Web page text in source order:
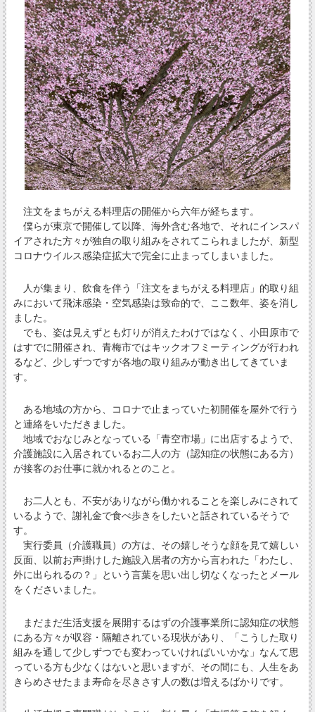
注文をまちがえる料理店の開催から六年が経ちます。
僕らが東京で開催して以降、海外含む各地で、それにインスパ
イアされた方々が独自の取り組みをされてこられましたが、新型
コロナウイルス感染症拡大で完全に止まってしまいました。
人が集まり、飲食を伴う「注文をまちがえる料理店」的取り組
みにおいて飛沫感染・空気感染は致命的で、ここ数年、姿を消し
ました。
でも、姿は見えずとも灯りが消えたわけではなく、小田原市で
はすでに開催され、青梅市ではキックオフミーティングが行われ
るなど、少しずつですが各地の取り組みが動き出してきていま
す。
ある地域の方から、コロナで止まっていた初開催を屋外で行う
と連絡をいただきました。
地域でおなじみとなっている「青空市場」に出店するようで、
介護施設に入居されているお二人の方（認知症の状態にある方）
が接客のお仕事に就かれるとのこと。
お二人とも、不安がありながら働かれることを楽しみにされて
いるようで、謝礼金で食べ歩きをしたいと話されているそうで
す。
実行委員（介護職員）の方は、その嬉しそうな顔を見て嬉しい
反面、以前お声掛けした施設入居者の方から言われた「わたし、
外に出られるの？」という言葉を思い出し切なくなったとメール
をくださいました。
まだまだ生活支援を展開するはずの介護事業所に認知症の状態
にある方々が収容・隔離されている現状があり、「こうした取り
組みを通して少しずつでも変わっていければいいかな」なんて思
っている方も少なくはないと思いますが、その間にも、人生をあ
きらめさせたまま寿命を尽きさす人の数は増えるばかりです。